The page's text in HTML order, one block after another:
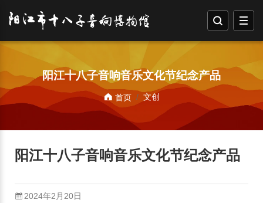
阳江十八子音响音乐文化节纪念产品
首页 文创
阳江十八子音响音乐文化节纪念产品
2024年2月20日